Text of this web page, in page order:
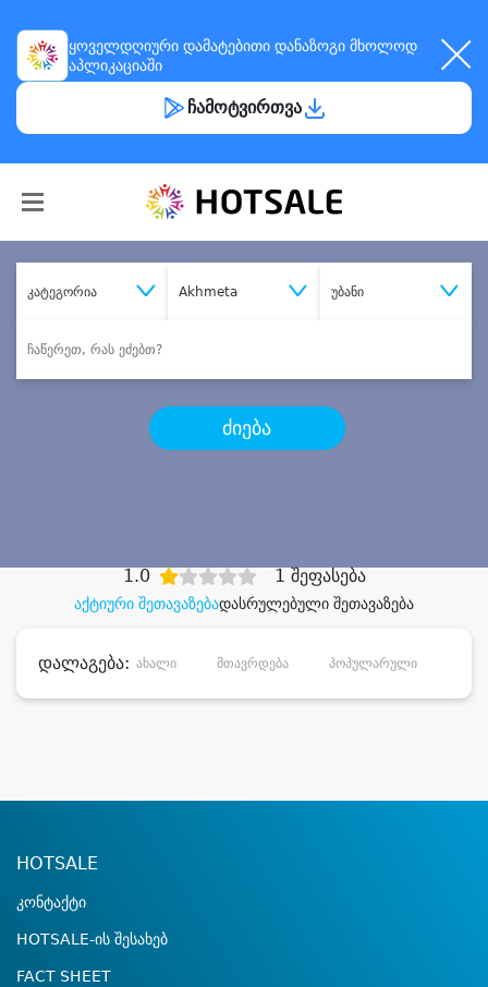
ყოველდღიური დამატებითი დანაზოგი მხოლოდ
აპლიკაციაში
ჩამოტვირთვა
კატეგორია Akhmeta უბანი
ძიება
აქტიური შეთავაზებადასრულებული შეთავაზება
1.0 1 შეფასება
დალაგება: ახალი მთავრდება პოპულარული
HOTSALE
კონტაქტი
HOTSALE-ის შესახებ
FACT SHEET